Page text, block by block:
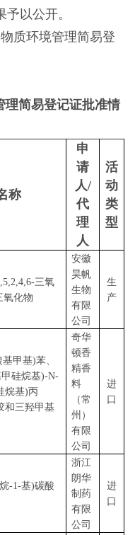
以公开。
质环境管理简易登
理简易登记证批准情
称
申
请
人/
代
理
人
活
动
类
型
三氧
氧化物
安徽
昊帆
生物
有限
公司
生
产
甲基)苯、
硅烷基)-N-
烷基)丙
和三羟甲基
奇华
顿香
精香
料
（常
州）
有限
公司
进
口
-1-基)碳酸
浙江
朗华
制药
有限
公司
进
口